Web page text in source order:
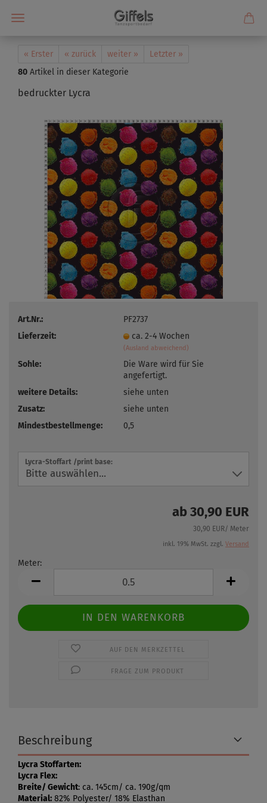
« Erster « zurück weiter »
Letzter »
80 Artikel in dieser Kategorie
bedruckter Lycra
Art.Nr.:
PF2737
Lieferzeit:
ca. 2-4 Wochen
(Ausland abweichend)
Sohle:
Die Ware wird für Sie
angefertigt.
weitere Details:
siehe unten
Zusatz:
siehe unten
Mindestbestellmenge:
0,5
Lycra-Stoffart /print base:
ab 30,90 EUR
30,90 EUR/ Meter
inkl. 19% MwSt. zzgl. Versand
Meter:
AUF DEN MERKZETTEL
FRAGE ZUM PRODUKT
Beschreibung
Lycra Stoffarten:
Lycra Flex:
Breite/ Gewicht: ca. 145cm/ ca. 190g/qm
Material: 82% Polyester/ 18% Elasthan